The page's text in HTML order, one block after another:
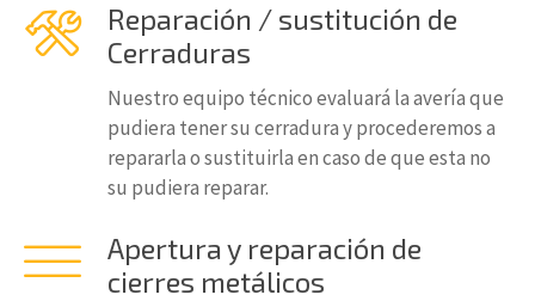
Reparación / sustitución de
Cerraduras
Nuestro equipo técnico evaluará la avería que
pudiera tener su cerradura y procederemos a
repararla o sustituirla en caso de que esta no
su pudiera reparar.
Apertura y reparación de
cierres metálicos